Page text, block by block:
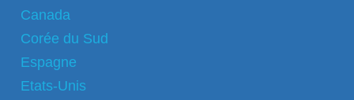
Canada
Corée du Sud
Espagne
Etats-Unis